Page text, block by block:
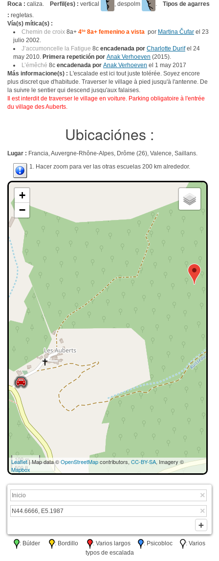
Roca : caliza. Perfil(es) : vertical , despolm . Tipos de agarres
: regletas.
Vía(s) mítica(s) :
Chemin de croix 8a+ 4to 8a+ femenino a vista por Martina Čufar el 23
julio 2002.
J’accumoncelle la Fatigue 8c encadenada por Charlotte Durifel 24
may 2010. Primera repetición por Anak Verhoeven (2015).
L’émêché 8c encadenada por Anak Verhoeven el 1 may 2017
Más informacione(s) : L'escalade est ici tout juste tolérée. Soyez encore
plus discret que d'habitude. Traverser le village à pied jusqu'à l'antenne. De
la suivre le sentier qui descend jusqu'aux falaises.
Il est interdit de traverser le village en voiture. Parking obligatoire à l'entrée
du village des Auberts.
Ubicaciónes :
Lugar : Francia, Auvergne-Rhône-Alpes, Drôme (26), Valence, Saillans.
1. Hacer zoom para ver las otras escuelas 200 km alrededor.
+
−
100 m
500 ft
Leaflet| Map data ©OpenStreetMapcontributors, CC-BY-SA, Imagery ©
Mapbox
: Búlder : Bordillo : Varios largos : Psicobloc
: Varios
typos de escalada